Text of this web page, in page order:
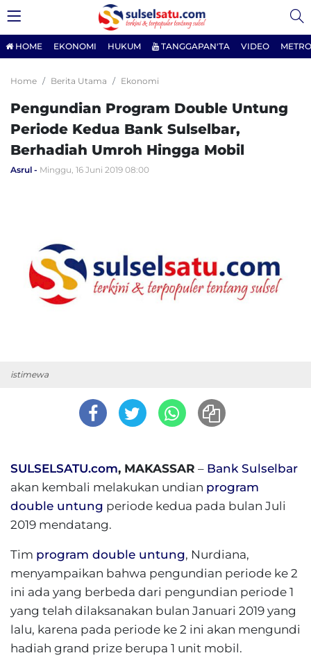
HOME EKONOMI HUKUM TANGGAPAN'TA VIDEO
Home Berita Utama Ekonomi
Pengundian Program Double Untung
Periode Kedua Bank Sulselbar,
Berhadiah Umroh Hingga Mobil
Asrul Minggu, 16 Juni 2019 08:00
istimewa
SULSELSATU.com, MAKASSAR – Bank Sulselbar
akan kembali melakukan undian program
double untung periode kedua pada bulan Juli
2019 mendatang.
Tim program double untung, Nurdiana,
menyampaikan bahwa pengundian periode ke 2
ini ada yang berbeda dari pengundian periode 1
yang telah dilaksanakan bulan Januari 2019 yang
lalu, karena pada periode ke 2 ini akan mengundi
hadiah grand prize berupa 1 unit mobil.